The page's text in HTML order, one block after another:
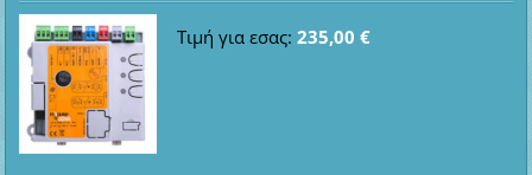
Τιμή για εσας: 235,00 €